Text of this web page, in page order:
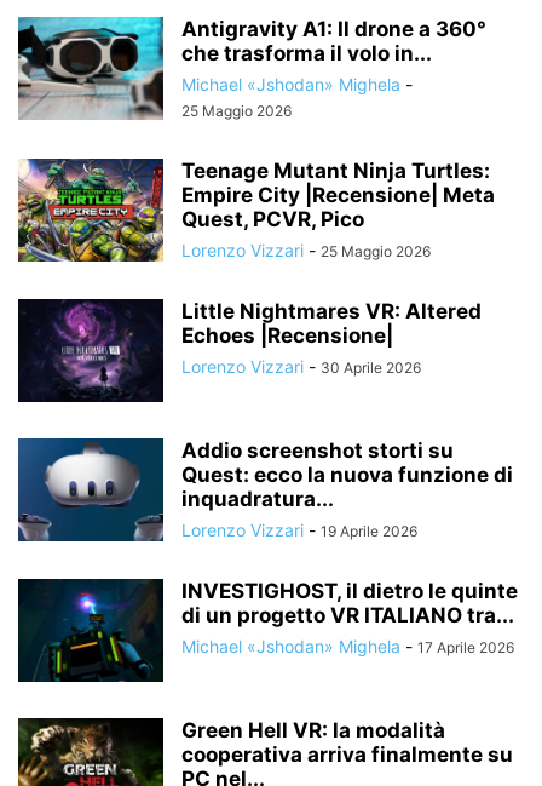
Antigravity A1: Il drone a 360°
che trasforma il volo in...
Michael «Jshodan» Mighela -
25 Maggio 2026
Teenage Mutant Ninja Turtles:
Empire City |Recensione| Meta
Quest, PCVR, Pico
Lorenzo Vizzari - 25 Maggio 2026
Little Nightmares VR: Altered
Echoes |Recensione|
Lorenzo Vizzari - 30 Aprile 2026
Addio screenshot storti su
Quest: ecco la nuova funzione di
inquadratura...
Lorenzo Vizzari - 19 Aprile 2026
INVESTIGHOST, il dietro le quinte
di un progetto VR ITALIANO tra...
Michael «Jshodan» Mighela - 17 Aprile 2026
Green Hell VR: la modalità
cooperativa arriva finalmente su
PC nel...